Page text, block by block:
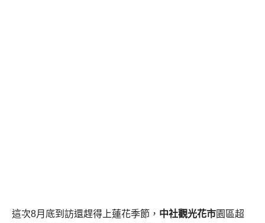
這次8月底到訪還趕得上蓮花季節， 中社觀光花市園區超